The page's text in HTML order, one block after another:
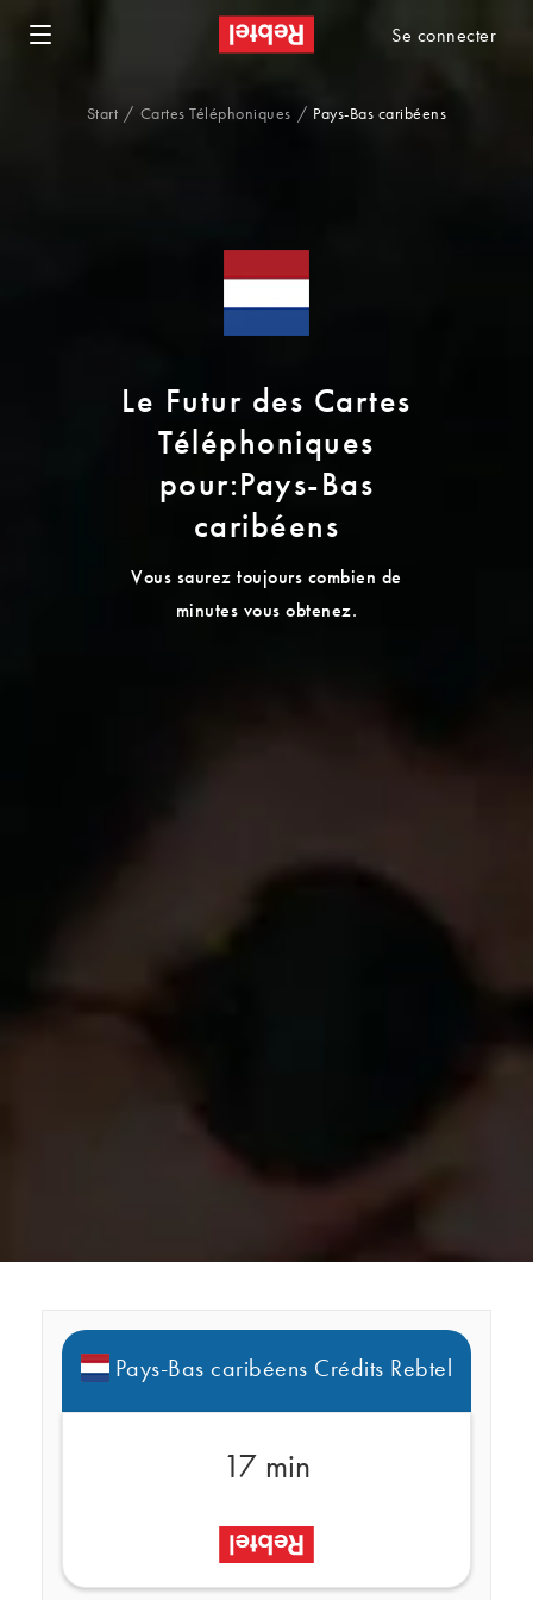
Start Cartes Téléphoniques Pays-Bas caribéens
Se connecter
Le Futur des Cartes
Téléphoniques
pour:Pays-Bas
caribéens
Vous saurez toujours combien de
minutes vous obtenez.
Pays-Bas caribéens Crédits Rebtel
17 min